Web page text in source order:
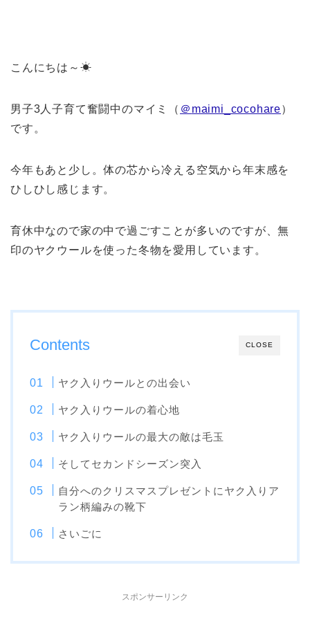
こんにちは～☀︎
男子3人子育て奮闘中のマイミ（ ＠ maimi_cocohare）
です。
今年もあと少し。体の芯から冷える空気から年末感を
ひしひし感じます。
育休中なので家の中で過ごすことが多いのですが、無
印のヤクウールを使った冬物を愛用しています。
CLOSE
Contents
ヤク入りウールとの出会い
ヤク入りウールの着心地
ヤク入りウールの最大の敵は毛玉
そしてセカンドシーズン突入
自分へのクリスマスプレゼントにヤク入りア
ラン柄編みの靴下
さいごに
スポンサーリンク